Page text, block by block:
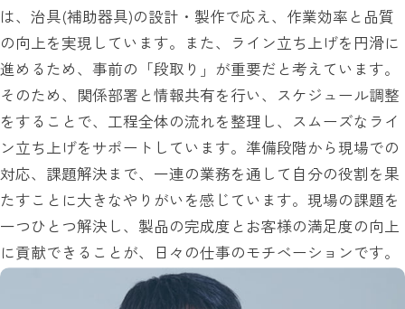
は、治具(補助器具)の設計・製作で応え、作業効率と品質
の向上を実現しています。また、ライン立ち上げを円滑に
進めるため、事前の「段取り」が重要だと考えています。
そのため、関係部署と情報共有を行い、スケジュール調整
をすることで、工程全体の流れを整理し、スムーズなライ
ン立ち上げをサポートしています。準備段階から現場での
対応、課題解決まで、一連の業務を通して自分の役割を果
たすことに大きなやりがいを感じています。現場の課題を
一つひとつ解決し、製品の完成度とお客様の満足度の向上
に貢献できることが、日々の仕事のモチベーションです。